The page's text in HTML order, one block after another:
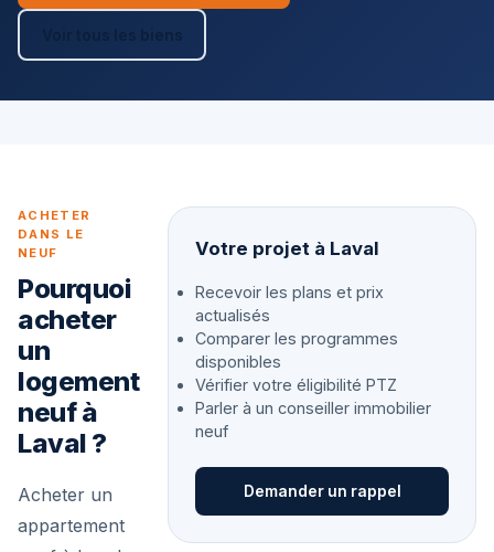
Voir tous les biens
ACHETER
DANS LE
NEUF
Pourquoi
acheter
un
logement
neuf à
Laval ?
Acheter un
appartement
Votre projet à Laval
Recevoir les plans et prix
actualisés
Comparer les programmes
disponibles
Vérifier votre éligibilité PTZ
Parler à un conseiller immobilier
neuf
Demander un rappel